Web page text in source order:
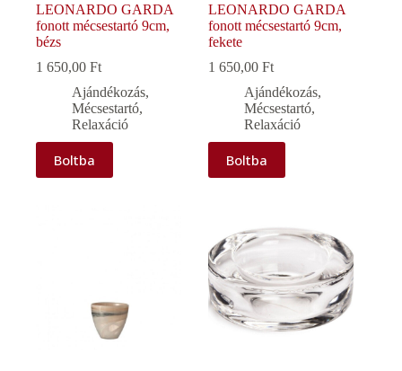
LEONARDO GARDA
fonott mécsestartó 9cm,
bézs
1 650,00 Ft
Ajándékozás,
Mécsestartó,
Relaxáció
Boltba
LEONARDO GARDA
fonott mécsestartó 9cm,
fekete
1 650,00Ft
Ajándékozás,
Mécsestartó,
Relaxáció
Boltba